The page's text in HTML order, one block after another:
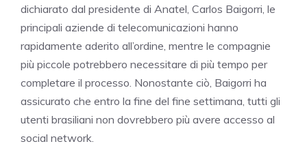
dichiarato dal presidente di Anatel, Carlos Baigorri, le
principali aziende di telecomunicazioni hanno
rapidamente aderito all’ordine, mentre le compagnie
più piccole potrebbero necessitare di più tempo per
completare il processo. Nonostante ciò, Baigorri ha
assicurato che entro la fine del fine settimana, tutti gli
utenti brasiliani non dovrebbero più avere accesso al
social network.